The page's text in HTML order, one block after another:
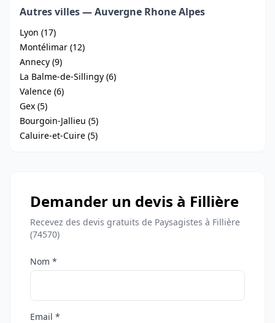
Autres villes — Auvergne Rhone Alpes
Lyon (17)
Montélimar (12)
Annecy (9)
La Balme-de-Sillingy (6)
Valence (6)
Gex (5)
Bourgoin-Jallieu (5)
Caluire-et-Cuire (5)
Demander un devis à Fillière
Recevez des devis gratuits de Paysagistes à Fillière
(74570)
Nom *
Email *